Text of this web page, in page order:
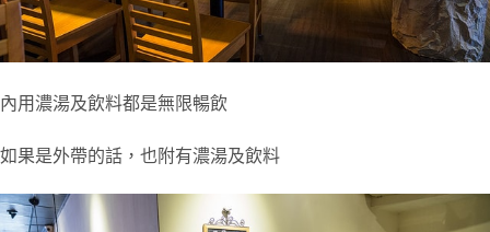
內用濃湯及飲料都是無限暢飲
如果是外帶的話，也附有濃湯及飲料